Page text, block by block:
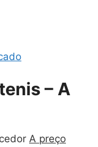
– A
A preço